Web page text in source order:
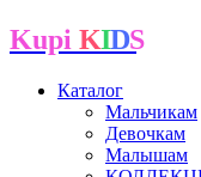
Kupi K I D S
Каталог
Мальчикам
Девочкам
Малышам